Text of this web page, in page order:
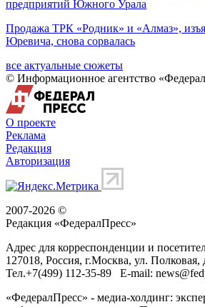
предприятий Южного Урала
Продажа ТРК «Родник» и «Алмаз»,
Юревича, снова сорвалась
все актуальные сюжеты
© Информационное агентство
О проекте
Реклама
Редакция
Авторизация
2007-2026 ©
Редакция «ФедералПресс»
Адрес для корреспонденции и
127018, Россия, г.Москва, ул. Полковая,
Тел.+7(499) 112-35-89 E-mail:
«ФедералПресс» - медиа-холдинг: